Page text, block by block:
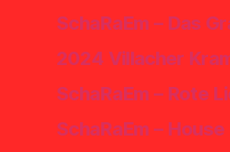
SchaRaEm – Das
2024 Villacher
SchaRaEm – Rote
SchaRaEm –